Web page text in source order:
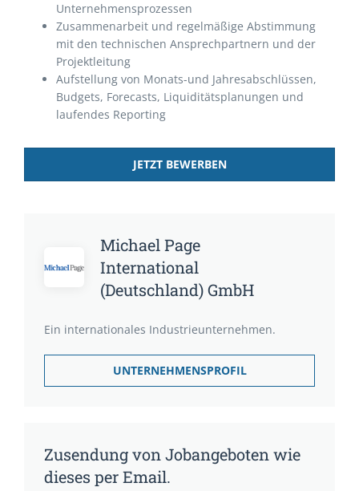
Unternehmensprozessen
Zusammenarbeit und regelmäßige Abstimmung
mit den technischen Ansprechpartnern und der
Projektleitung
Aufstellung von Monats-und Jahresabschlüssen,
Budgets, Forecasts, Liquiditätsplanungen und
laufendes Reporting
JETZT BEWERBEN
Michael Page
International
(Deutschland) GmbH
Ein internationales Industrieunternehmen.
UNTERNEHMENSPROFIL
Zusendung von Jobangeboten wie
dieses per Email.